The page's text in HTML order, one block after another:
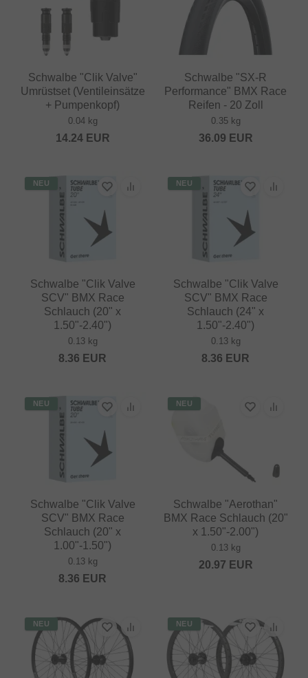
Schwalbe "Clik Valve"
Umrüstset (Ventileinsätze
+ Pumpenkopf)
0.04 kg
14.24EUR
Schwalbe "SX-R
Performance" BMX Race
Reifen - 20 Zoll
0.35 kg
36.09 EUR
NEU
Schwalbe "Clik Valve
SCV" BMX Race
Schlauch (20" x
1.50"-2.40")
0.13 kg
8.36 EUR
NEU
Schwalbe "Clik Valve
SCV" BMX Race
Schlauch (24" x
1.50"-2.40")
0.13 kg
8.36 EUR
NEU
Schwalbe "Clik Valve
SCV" BMX Race
Schlauch (20" x
1.00"-1.50")
0.13 kg
8.36 EUR
NEU
Schwalbe "Aerothan"
BMX Race Schlauch (20"
x 1.50"-2.00")
0.13 kg
20.97 EUR
NEU NEU